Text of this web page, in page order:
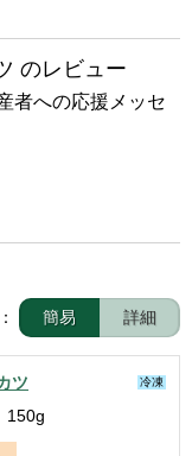
のレビュー
者への応援メッセ
簡易 詳細
ツ 冷凍
150g